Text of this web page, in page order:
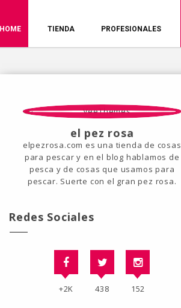
HOME TIENDA PROFESIONALES
el pez rosa
elpezrosa.com es una tienda de cosas
para pescar y en el blog hablamos de
pesca y de cosas que usamos para
pescar. Suerte con el gran pez rosa.
Redes Sociales
+2K 438 152